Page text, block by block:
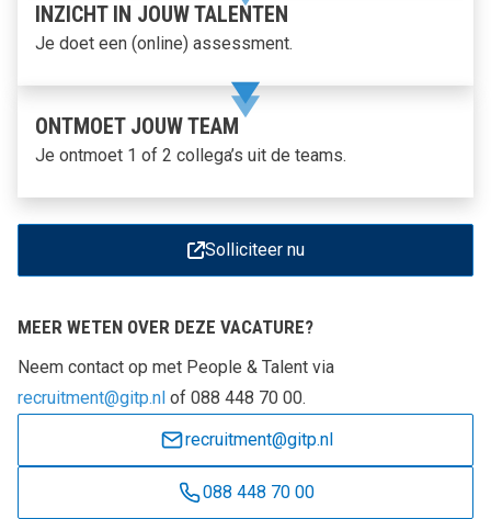
INZICHT IN JOUW TALENTEN
Je doet een (online) assessment.
ONTMOET JOUW TEAM
Je ontmoet 1 of 2 collega’s uit de teams.
Solliciteer nu
MEER WETEN OVER DEZE VACATURE?
Neem contact op met People & Talent via
recruitment@gitp.nl of 088 448 70 00.
recruitment@gitp.nl
088 448 70 00